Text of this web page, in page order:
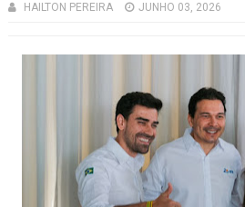
HAILTON PEREIRA JUNHO 03, 2026